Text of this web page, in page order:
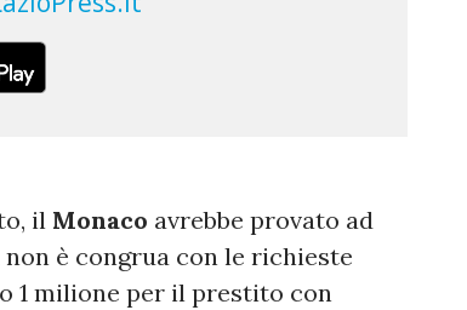
il Monaco avrebbe provato ad
è congrua con le richieste
1 milione per il prestito con